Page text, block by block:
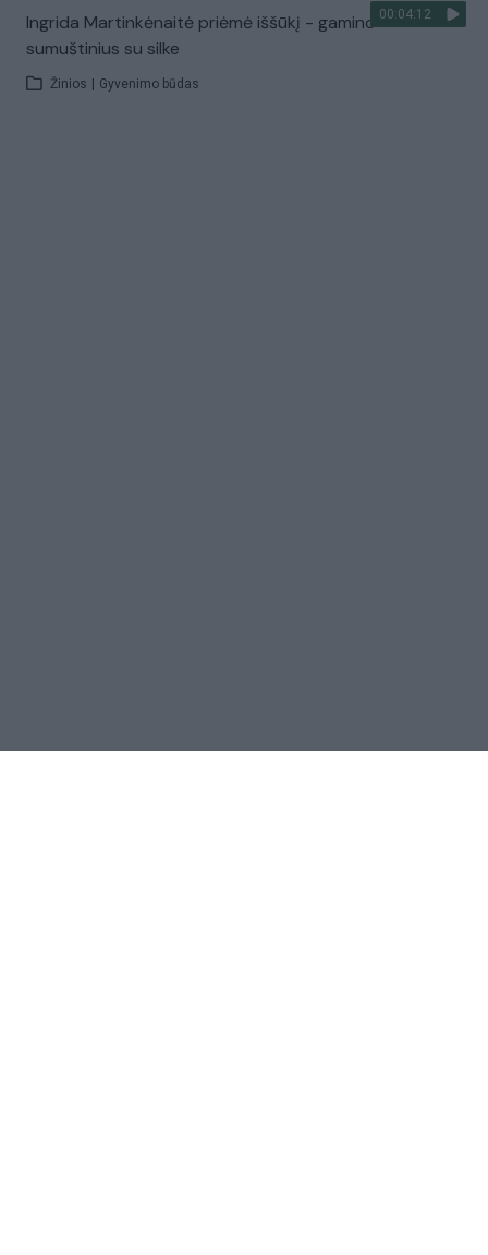
00:04:12
Ingrida Martinkėnaitė priėmė iššūkį - gamino
sumuštinius su silke
Žinios Gyvenimo būdas